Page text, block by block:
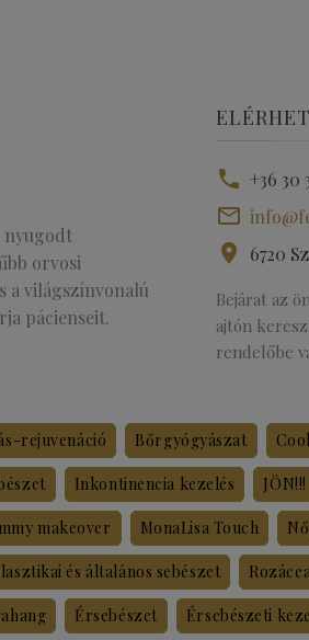
+36 30
6720
Bejárat az
ajtón
rendelőbe
orvosi
a világszínvonalú
pácienseit.
rejuvenáció Bőrgyógyászat
Inkontinencia kezelés JÖN!!!
makeover MonaLisa Touch
és általános sebészet
Érsebészet Érsebészeti